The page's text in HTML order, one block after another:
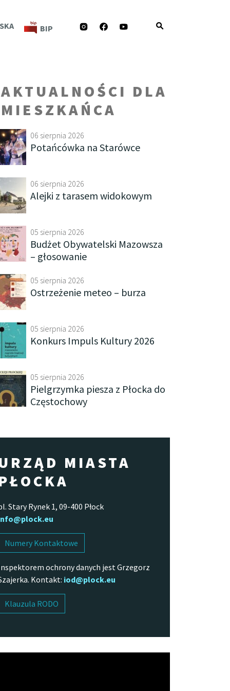
BIP YOUTUBE
FACEBOOK
INSTAGRAM
AKTUALNOŚCI DLA
MIESZKAŃCA
06 sierpnia 2026
Potańcówka na Starówce
06 sierpnia 2026
Alejki z tarasem widokowym
05 sierpnia 2026
Budżet Obywatelski Mazowsza
– głosowanie
05 sierpnia 2026
Ostrzeżenie meteo – burza
05 sierpnia 2026
Konkurs Impuls Kultury 2026
05 sierpnia 2026
Pielgrzymka piesza z Płocka do
Częstochowy
MIASTA
Stary Rynek 1, 09-400 Płock
Numery Kontaktowe
ochrony danych jest Grzegorz
Kontakt: iod@plock.eu
Klauzula RODO